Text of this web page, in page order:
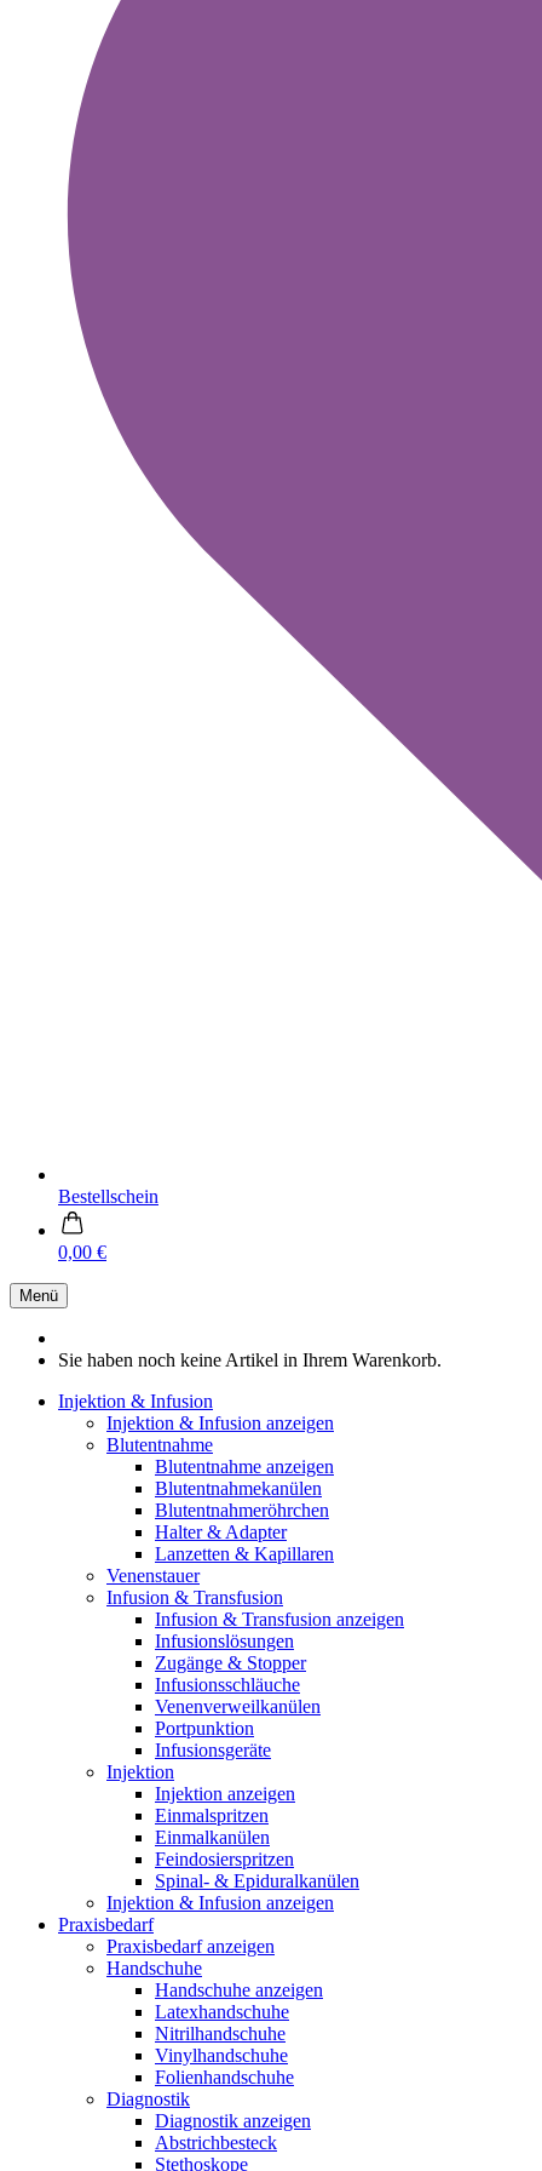
Bestellschein
0,00 €
Menü
Sie haben noch keine Artikel in Ihrem Warenkorb.
Injektion & Infusion
Injektion & Infusion anzeigen
Blutentnahme
Blutentnahme anzeigen
Blutentnahmekanülen
Blutentnahmeröhrchen
Halter & Adapter
Lanzetten & Kapillaren
Venenstauer
Infusion & Transfusion
Infusion & Transfusion anzeigen
Infusionslösungen
Zugänge & Stopper
Infusionsschläuche
Venenverweilkanülen
Portpunktion
Infusionsgeräte
Injektion
Injektion anzeigen
Einmalspritzen
Einmalkanülen
Feindosierspritzen
Spinal- & Epiduralkanülen
Injektion & Infusion anzeigen
Praxisbedarf
Praxisbedarf anzeigen
Handschuhe
Handschuhe anzeigen
Latexhandschuhe
Nitrilhandschuhe
Vinylhandschuhe
Folienhandschuhe
Diagnostik
Diagnostik anzeigen
Abstrichbesteck
Stethoskope